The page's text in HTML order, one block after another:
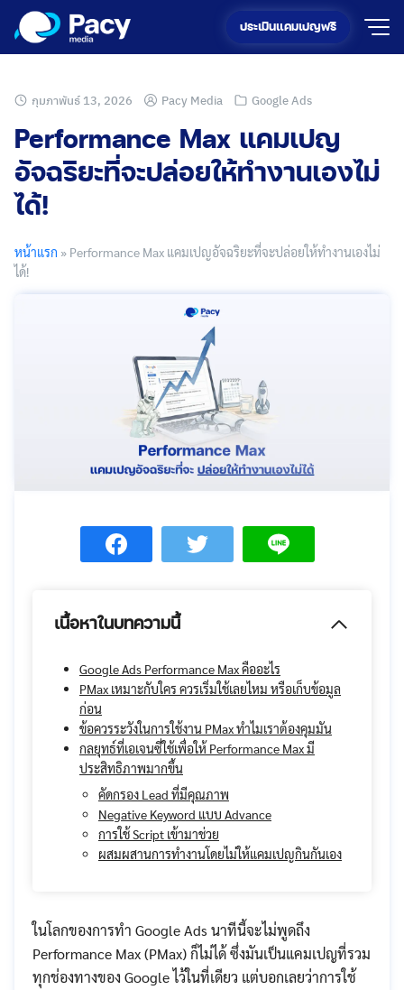
Skip
content
ประเมินแคมเปญฟรี
กุมภาพันธ์ 13, 2026 Pacy Media Google Ads
Performance Max แคมเปญ
อัจฉริยะที่จะปล่อยให้ทำงานเองไม่
ได้!
หน้าแรก » Performance Max แคมเปญอัจฉริยะที่จะปล่อยให้ทำงานเองไม่
ได้!
เนื้อหาในบทความนี้
Google Ads Performance Max คืออะไร
PMax เหมาะกับใคร ควรเริ่มใช้เลยไหม หรือเก็บข้อมูล
ก่อน
ข้อควรระวังในการใช้งาน PMax ทำไมเราต้องคุมมัน
กลยุทธ์ที่เอเจนซี่ใช้เพื่อให้ Performance Max มี
ประสิทธิภาพมากขึ้น
คัดกรอง Lead ที่มีคุณภาพ
Negative Keyword แบบ Advance
การใช้ Script เข้ามาช่วย
ผสมผสานการทำงานโดยไม่ให้แคมเปญกินกันเอง
ในโลกของการทำ Google Ads นาทีนี้จะไม่พูดถึง
Performance Max (PMax) ก็ไม่ได้ ซึ่งมันเป็นแคมเปญที่รวม
ทุกช่องทางของ Google ไว้ในที่เดียว แต่บอกเลยว่าการใช้